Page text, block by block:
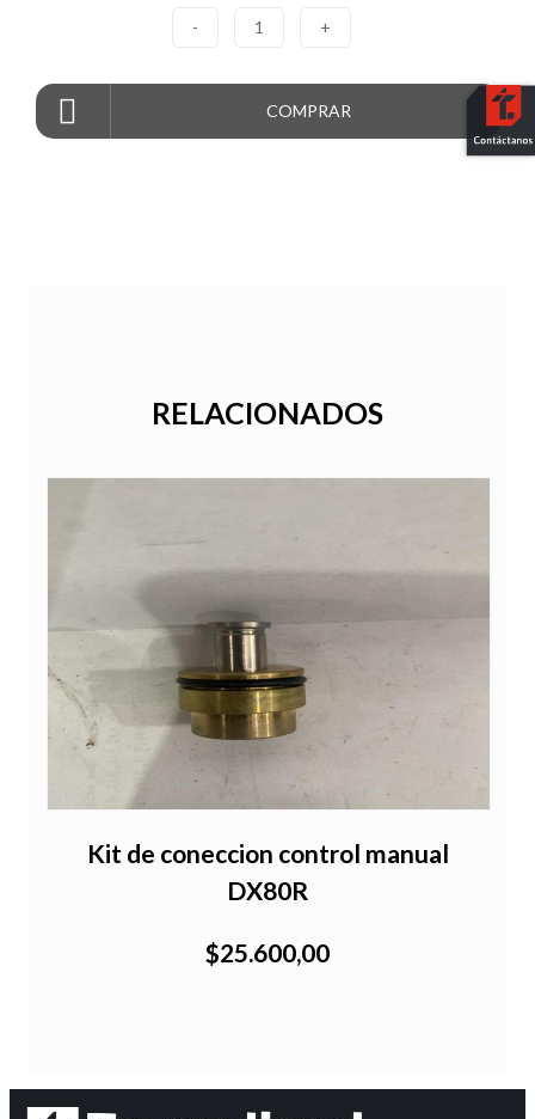
- 1 +
COMPRAR
RELACIONADOS
Kit de coneccion control manual
DX80R
$25.600,00